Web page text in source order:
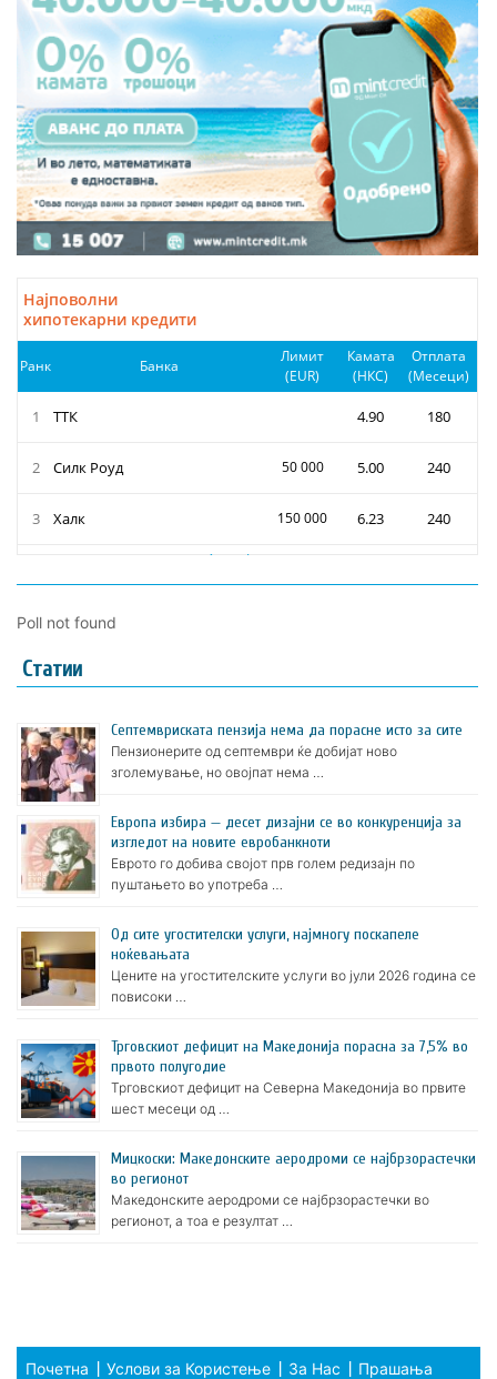
Poll not found
Статии
Септемвриската пензија нема да порасне исто за сите
Пензионерите од септември ќе добијат ново
зголемување, но овојпат нема …
Европа избира — десет дизајни се во конкуренција за
изгледот на новите евробанкноти
Еврото го добива својот прв голем редизајн по
пуштањето во употреба …
Oд сите угостителски услуги, најмногу поскапеле
ноќевањата
Цените на угостителските услуги во јули 2026 година се
повисоки …
Трговскиот дефицит на Македонија порасна за 7,5% во
првото полугодие
Трговскиот дефицит на Северна Македонија во првите
шест месеци од …
Мицкоски: Македонските аеродроми се најбрзорастечки
во регионот
Македонските аеродроми се најбрзорастечки во
регионот, а тоа е резултат …
Почетна Услови за Користење За Нас Прашања